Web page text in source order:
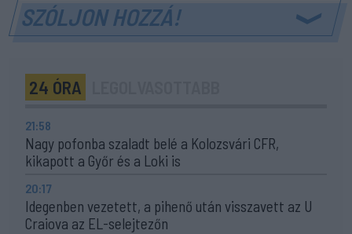
SZÓLJON HOZZÁ!
24 ÓRA
21:58
Nagy pofonba szaladt belé a Kolozsvári CFR,
kikapott a Győr és a Loki is
20:17
Idegenben vezetett, a pihenő után visszavett az U
Craiova az EL-selejtezőn